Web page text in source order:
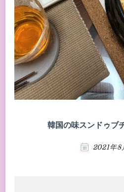
韓国の味スンドゥブ
2021年8